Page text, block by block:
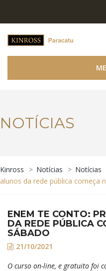
NOTÍCIAS
Kinross > Notícias > Notícias
alunos da rede pública começa
ENEM TE CONTO:
DA REDE PÚBLICA
SÁBADO
21/10/2021
O curso on-line, e gratuito foi